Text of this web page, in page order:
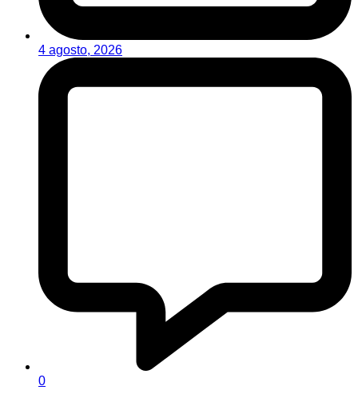
4 agosto, 2026
0